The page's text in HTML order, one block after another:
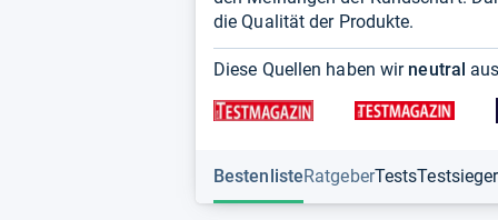
mit
den
Pfeiltasten
die Qualität der Produkte.
Diese Quellen haben wir neutral
BestenlisteRatgeberTestsTestsieger